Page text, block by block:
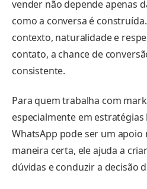
vender não depende apenas
como a conversa é
contexto, naturalidade e
contato, a chance de
consistente.
Para quem trabalha com
especialmente em
WhatsApp pode ser um apoio
maneira certa, ele ajuda a
dúvidas e conduzir a decisão